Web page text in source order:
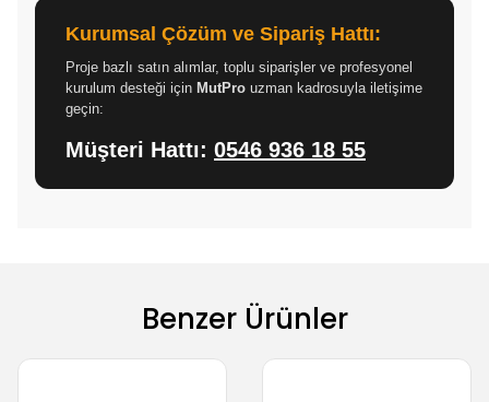
Kurumsal Çözüm ve Sipariş Hattı:
Proje bazlı satın alımlar, toplu siparişler ve profesyonel
kurulum desteği için MutPro uzman kadrosuyla iletişime
geçin:
Müşteri Hattı: 0546 936 18 55
Benzer Ürünler